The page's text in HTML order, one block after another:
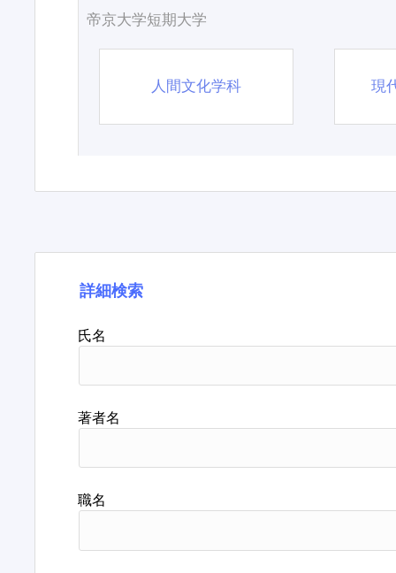
帝京大学短期大学
人間文化学科 現
詳細検索
氏名
著者名
職名